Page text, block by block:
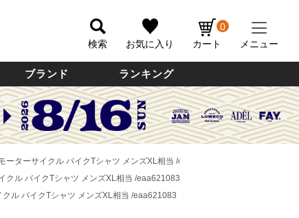
検索 お気に入り カート
0
メニュー
ブランド ランキング
ターサイクル バイクTシャツ メンズXL相当 /eaa621083 【中古】
ル バイクTシャツ メンズXL相当 /eaa621083 【中古】
ル バイクTシャツ メンズXL相当 /eaa621083 【中古】